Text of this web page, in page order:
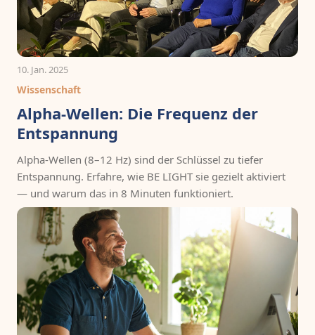
10. Jan. 2025
Wissenschaft
Alpha-Wellen: Die Frequenz der
Entspannung
Alpha-Wellen (8–12 Hz) sind der Schlüssel zu tiefer
Entspannung. Erfahre, wie BE LIGHT sie gezielt aktiviert
— und warum das in 8 Minuten funktioniert.